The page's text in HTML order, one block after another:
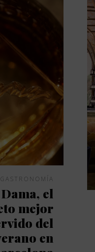
GASTRONOMÍA
el
mejor
del
en